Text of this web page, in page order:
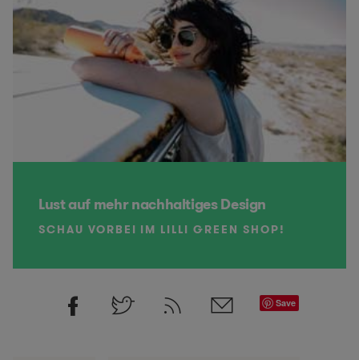
Lust auf mehr nachhaltiges Design
SCHAU VORBEI IM LILLI GREEN SHOP!
Save